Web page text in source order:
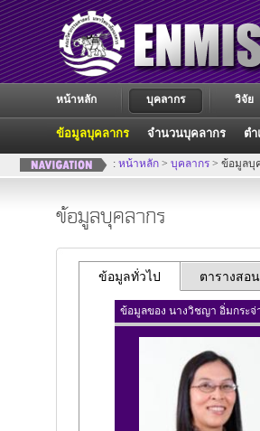
หน้าหลัก บุคลากร
ข้อมูลบุคลากร จำนวนบุคลากร ต
วิจัย
: หน้าหลัก > บุคลากร > ข้อมูลบุ
ข้อมูลบุคลากร
ข้อมูลทั่วไป ตารางสอน
ข้อมูลของ นางวิชญา อิ่มกระจ่